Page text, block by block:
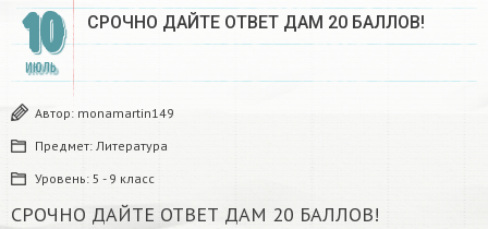
10
ИЮЛЬ
СРОЧНО ДАЙТЕ ОТВЕТ ДАМ 20 БАЛЛОВ!​
Автор: monamartin149
Предмет: Литература
Уровень: 5 - 9 класс
СРОЧНО ДАЙТЕ ОТВЕТ ДАМ 20 БАЛЛОВ!​